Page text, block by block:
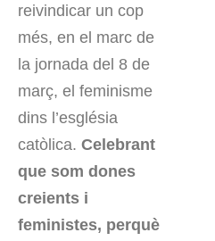
reivindicar un cop
més, en el marc de
la jornada del 8 de
març, el feminisme
dins l’església
catòlica. Celebrant
que som dones
creients i
feministes, perquè